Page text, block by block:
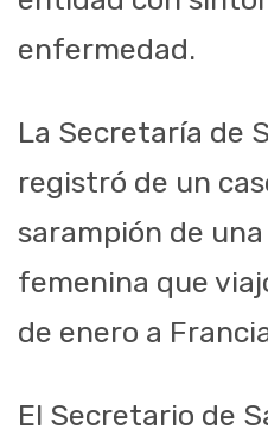
enfermedad.
La Secretaría de
registró de un
sarampión de
femenina que
de enero a
El Secretario de